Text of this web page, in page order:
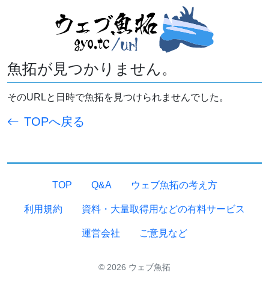
魚拓が見つかりません。
そのURLと日時で魚拓を見つけられませんでした。
TOPへ戻る
TOP Q&A ウェブ魚拓の考え方
利用規約 資料・大量取得用などの有料サービス
運営会社 ご意見など
© 2026 ウェブ魚拓